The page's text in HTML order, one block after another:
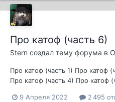
Про катоф (часть 6)
Stern создал тему форума в
Про катоф (часть 1) Про катоф
Про катоф (часть 4) Про катоф
9 Апреля 2022 2 495